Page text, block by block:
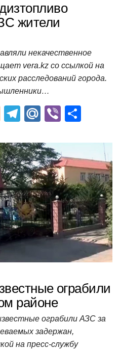
жители
некачественное
vera.kz со ссылкой на
расследований города.
O
n
o
kl
a
ss
ni
ki
T
e
gr
a
m
M
.R
u
Vi
er п
р
а
в
и
т
ь
ограбили
районе
ограбили АЗС за
задержан,
на пресс-службу